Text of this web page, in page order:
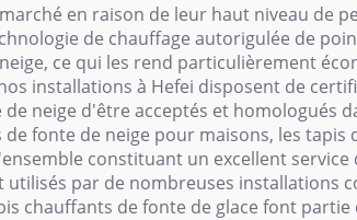
en raison de leur haut niveau de
de chauffage autorigulée de
ce qui les rend particulièrement
installations à Hefei disposent de
neige d'être acceptés et homologués
fonte de neige pour maisons, les tapis
constituant un excellent service
par de nombreuses installations
chauffants de fonte de glace font